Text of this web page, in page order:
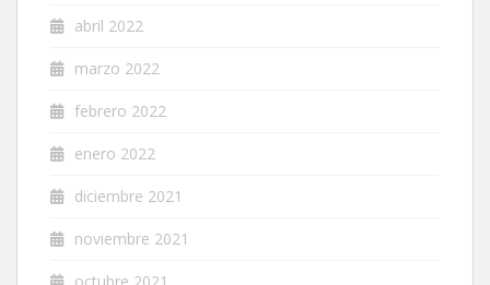
abril 2022
marzo 2022
febrero 2022
enero 2022
diciembre 2021
noviembre 2021